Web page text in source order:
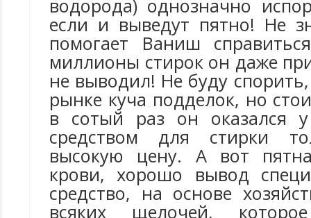
водорода) однозначно
если и выведут пятно! Не
помогает Ваниш
миллионы стирок он даже
не выводил! Не буду
рынке куча подделок, но
в сотый раз он оказался
средством для стирки
высокую цену. А вот
крови, хорошо вывод
средство, на основе
всяких щелочей,